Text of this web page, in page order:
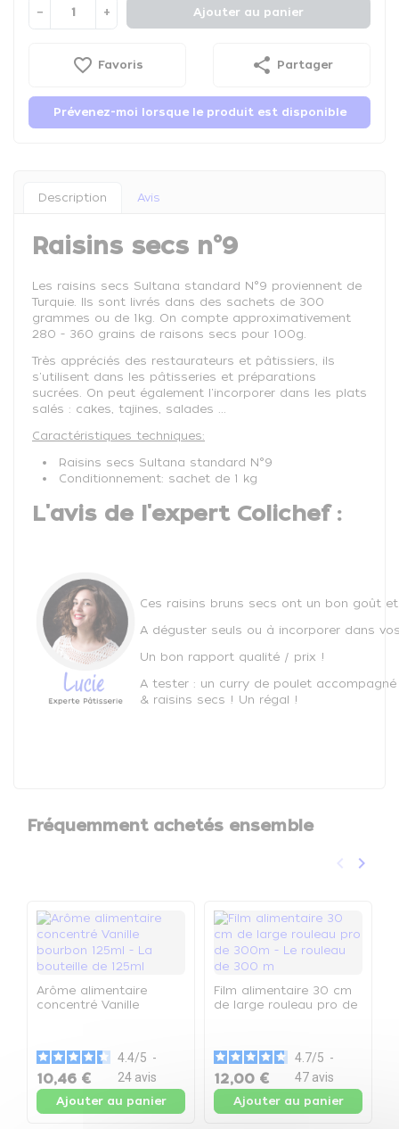
− + Ajouter au panier
favorite_border Favoris share Partager
Prévenez-moi lorsque le produit est disponible
Description Avis
Raisins secs n°9
Les raisins secs Sultana standard N°9 proviennent de
Turquie. Ils sont livrés dans des sachets de 300
grammes ou de 1kg. On compte approximativement
280 - 360 grains de raisons secs pour 100g.
Très appréciés des restaurateurs et pâtissiers, ils
s'utilisent dans les pâtisseries et préparations
sucrées. On peut également l'incorporer dans les plats
salés : cakes, tajines, salades ...
Caractéristiques techniques:
Raisins secs Sultana standard N°9
Conditionnement: sachet de 1 kg
L'avis de l'expert Colichef :
Ces raisins bruns secs ont un bon goût
A déguster seuls ou à incorporer dans
Un bon rapport qualité / prix !
A tester : un curry de poulet
& raisins secs ! Un régal !
Fréquemment achetés ensemble
Précédent
keyboard_arrow_left keyboard_arrow_right
Arôme alimentaire
concentré Vanille
4.4/5 -
24 avis
10,46 €
Ajouter au panier
Film alimentaire 30 cm
de large rouleau pro de
4.7/5 -
47 avis
12,00 €
Ajouter au panier